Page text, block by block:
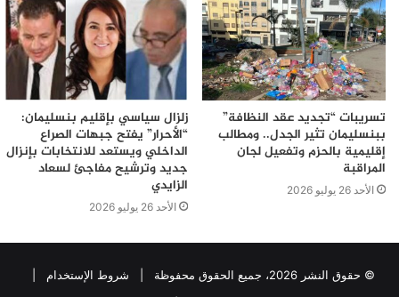
تسريبات “تجديد عقد النظافة”
ببنسليمان تثير الجدل.. ومطالب
إقليمية بالحزم وتفعيل لجان
المراقبة
الأحد 26 يوليو 2026
زلزال سياسي بإقليم بنسليمان:
“الأحرار” يفتح جبهات الصراع
الداخلي ويستعد للانتخابات بإنزال
جديد وترشيح مفاجئ لسعاد
الزايدي
الأحد 26 يوليو 2026
© حقوق النشر 2026، جميع الحقوق محفوظة | شروط الإستخدام